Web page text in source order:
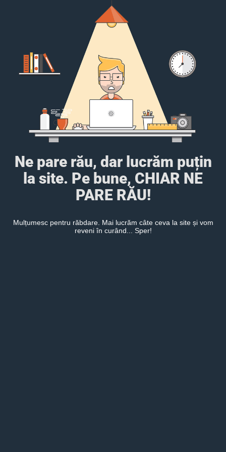
Ne pare rău, dar lucrăm puțin
la site. Pe bune, CHIAR NE
PARE RĂU!
Mulțumesc pentru răbdare. Mai lucrăm câte ceva la site și vom
reveni în curând... Sper!